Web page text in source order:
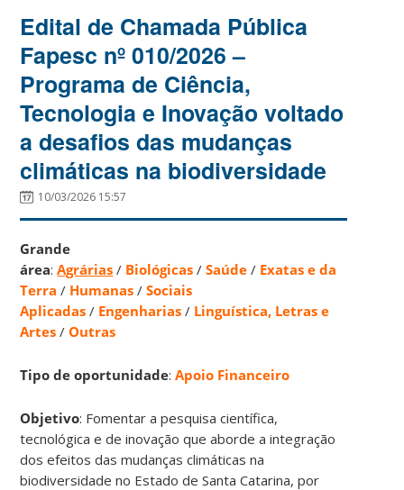
Edital de Chamada Pública
Fapesc nº 010/2026 –
Programa de Ciência,
Tecnologia e Inovação voltado
a desafios das mudanças
climáticas na biodiversidade
10/03/2026 15:57
Grande
área:Agrárias / Biológicas /Saúde / Exatas e da
Terra / Humanas /Sociais
Aplicadas / Engenharias / Linguística, Letras e
Artes /Outras
Tipo de oportunidade:Apoio Financeiro
Objetivo: Fomentar a pesquisa científica,
tecnológica e de inovação que aborde a integração
dos efeitos das mudanças climáticas na
biodiversidade no Estado de Santa Catarina, por